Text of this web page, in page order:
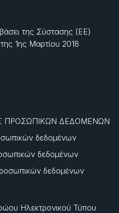
της Σύστασης (ΕΕ)
1ης Μαρτίου 2018
ΠΡΟΣΩΠΙΚΩΝ ΔΕΔΟΜΕΝΩΝ
δεδομένων
δεδομένων
δεδομένων
Ηλεκτρονικού Τύπου